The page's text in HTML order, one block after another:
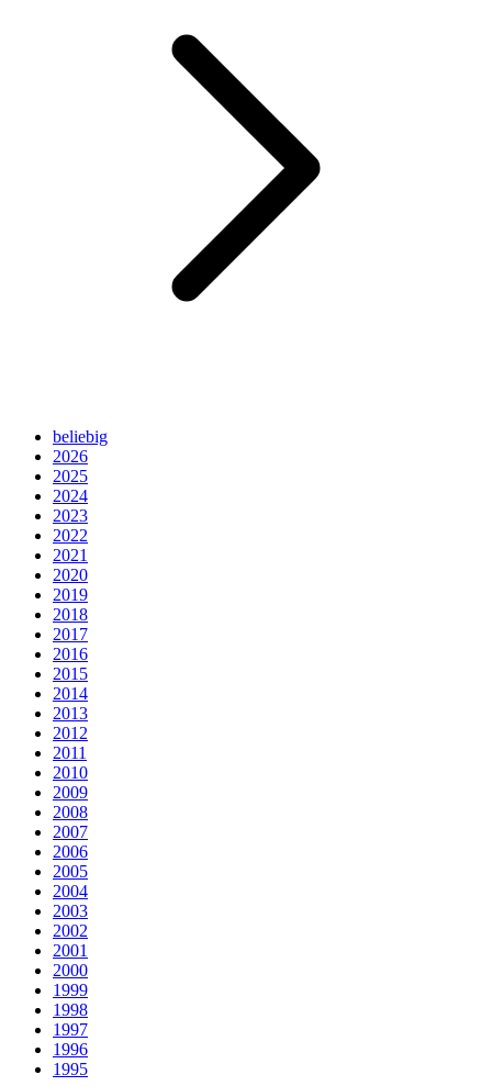
beliebig
2026
2025
2024
2023
2022
2021
2020
2019
2018
2017
2016
2015
2014
2013
2012
2011
2010
2009
2008
2007
2006
2005
2004
2003
2002
2001
2000
1999
1998
1997
1996
1995